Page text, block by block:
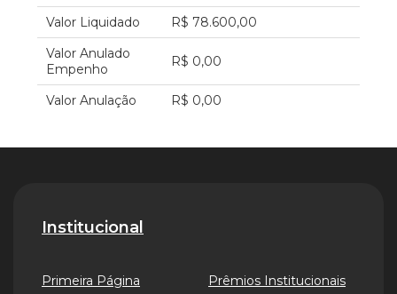
Valor Liquidado
R$ 78.600,00
Valor Anulado
Empenho
R$ 0,00
Valor Anulação R$ 0,00
Institucional
Primeira Página Prêmios Institucionais